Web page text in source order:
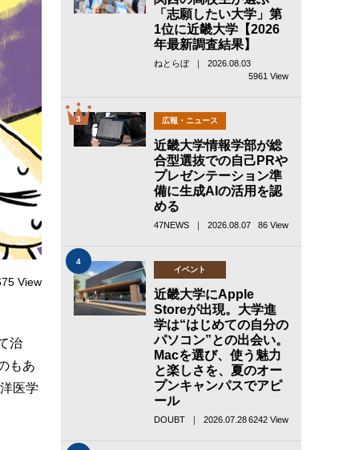
View
治
もあ
医学
「志願したい大学」第
1位に近畿大学【2026
年最新調査結果】
ねとらぼ ｜ 2026.08.03
5961 View
3 広報・ニュース
近畿大学情報学部が総
合型選抜での自己PRや
プレゼンテーション準
備に生成AIの活用を認
める
47NEWS ｜ 2026.08.07 86 View
4
イベント
近畿大学にApple
Storeが出現。大学進
学は“はじめての自分の
パソコン”との出会い。
Macを選び、使う魅力
と楽しさを、夏のオー
プンキャンパスでアピ
ール
DOUBT ｜ 2026.07.286242 View